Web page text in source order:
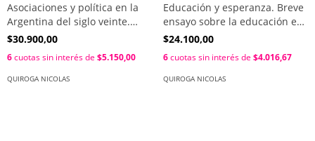
Asociaciones y política en la
Argentina del siglo veinte.
Entre prácticas y expectativas
$30.900,00
6cuotas sin interés de $5.150,00
QUIROGA NICOLAS
Educación y esperanza. Breve
ensayo sobre la educación en
Catamarca desde el retorno
Quiroga
$24.100,00
6cuotas sin interés de $4.016,67
QUIROGA NICOLAS